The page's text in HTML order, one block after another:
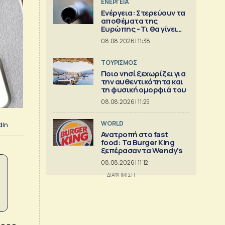
ΕΝΕΡΓΕΙΑ
Ενέργεια: Στερεύουν τα
αποθέματα της
Ευρώπης - Τι θα γίνει
τον χειμώνα
08.08.2026 | 11:38
ΤΟΥΡΙΣΜΟΣ
Ποιο νησί ξεχωρίζει για
την αυθεντικότητα και
τη φυσική ομορφιά του
08.08.2026 | 11:25
WORLD
Ανατροπή στο fast
food: Τα Burger King
ξεπέρασαν τα Wendy's
08.08.2026 | 11:12